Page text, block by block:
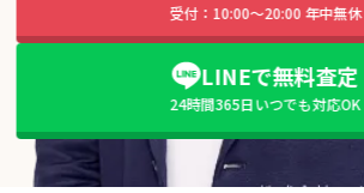
受付：10:00〜20:00 年中無休
LINEで無料査定
24時間365日いつでも対応OK